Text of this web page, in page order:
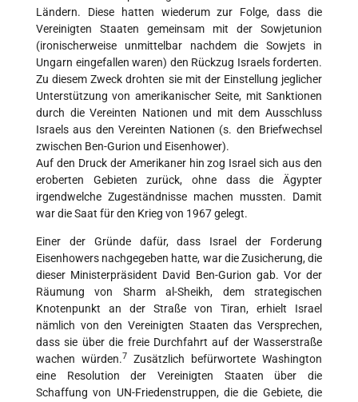
Ländern. Diese hatten wiederum zur Folge, dass die
Vereinigten Staaten gemeinsam mit der Sowjetunion
(ironischerweise unmittelbar nachdem die Sowjets in
Ungarn eingefallen waren) den Rückzug Israels forderten.
Zu diesem Zweck drohten sie mit der Einstellung jeglicher
Unterstützung von amerikanischer Seite, mit Sanktionen
durch die Vereinten Nationen und mit dem Ausschluss
Israels aus den Vereinten Nationen (s. den Briefwechsel
zwischen Ben-Gurion und Eisenhower).
Auf den Druck der Amerikaner hin zog Israel sich aus den
eroberten Gebieten zurück, ohne dass die Ägypter
irgendwelche Zugeständnisse machen mussten. Damit
war die Saat für den Krieg von 1967 gelegt.
Einer der Gründe dafür, dass Israel der Forderung
Eisenhowers nachgegeben hatte, war die Zusicherung, die
dieser Ministerpräsident David Ben-Gurion gab. Vor der
Räumung von Sharm al-Sheikh, dem strategischen
Knotenpunkt an der Straße von Tiran, erhielt Israel
nämlich von den Vereinigten Staaten das Versprechen,
dass sie über die freie Durchfahrt auf der Wasserstraße
wachen würden.7
Zusätzlich befürwortete Washington
eine Resolution der Vereinigten Staaten über die
Schaffung von UN-Friedenstruppen, die die Gebiete, die